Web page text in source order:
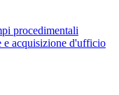
procedimentali
acquisizione d'ufficio